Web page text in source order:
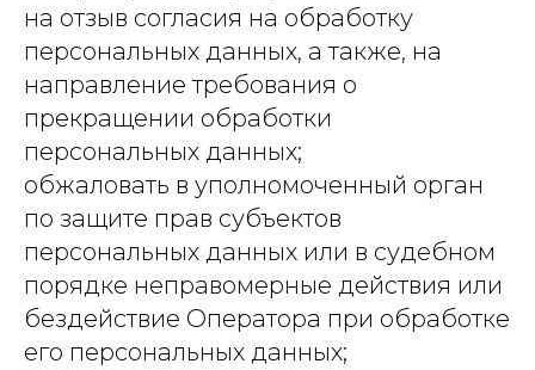
на отзыв согласия на обработку
персональных данных, а также, на
направление требования о
прекращении обработки
персональных данных;
обжаловать в уполномоченный орган
по защите прав субъектов
персональных данных или в судебном
порядке неправомерные действия или
бездействие Оператора при обработке
его персональных данных;